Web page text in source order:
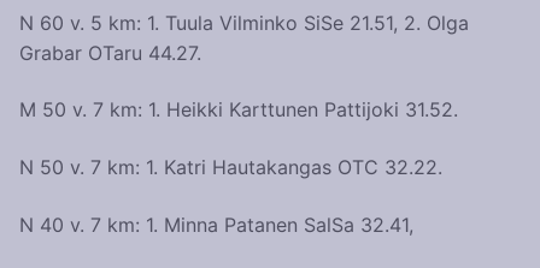
N 60 v. 5 km: 1. Tuula Vilminko SiSe 21.51, 2. Olga
Grabar OTaru 44.27.
M 50 v. 7 km: 1. Heikki Karttunen Pattijoki 31.52.
N 50 v. 7 km: 1. Katri Hautakangas OTC 32.22.
N 40 v. 7 km: 1. Minna Patanen SalSa 32.41,